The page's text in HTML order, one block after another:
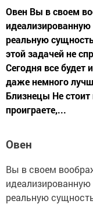
Овен Вы в своем
реальную
этой задачей не
Сегодня все будет
даже немного
Близнецы Не стоит
проиграете,...
Овен
Вы в своем
реальную